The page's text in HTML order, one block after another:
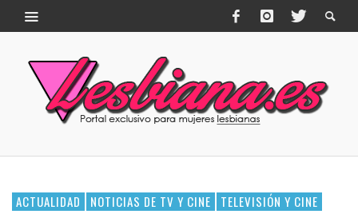
ACTUALIDAD NOTICIAS DE TV Y CINE TELEVISIÓN Y CINE